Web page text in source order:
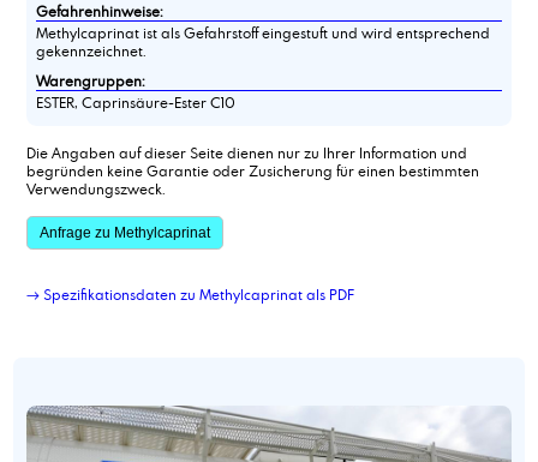
Gefahrenhinweise:
Methylcaprinat ist als Gefahrstoff eingestuft und wird entsprechend
gekennzeichnet.
Warengruppen:
ESTER, Caprinsäure-Ester C10
Die Angaben auf dieser Seite dienen nur zu Ihrer Information und
begründen keine Garantie oder Zusicherung für einen bestimmten
Verwendungszweck.
Anfrage zu Methylcaprinat
→ Spezifikationsdaten zu Methylcaprinat als PDF